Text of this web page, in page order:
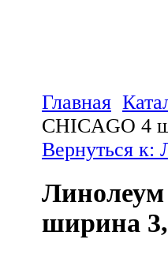
Главная
CHICAGO 4
Вернуться к:
ширина